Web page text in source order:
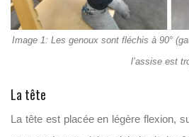
Image 1: Les genoux sont fléchis à 90°
l’assise est
La tête
La tête est placée en légère flexion,